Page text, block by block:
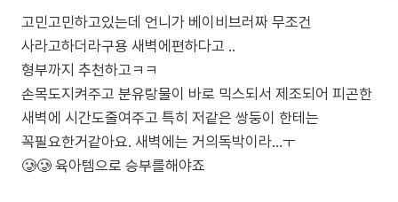
고민고민하고있는데 언니가 베이비브러짜 무조건
사라고하더라구용 새벽에편하다고 ..
형부까지 추천하고ㅋㅋ
손목도지켜주고 분유랑물이 바로 믹스되서 제조되어 피곤한
새벽에 시간도줄여주고 특히 저같은 쌍둥이 한테는
꼭필요한거같아요. 새벽에는 거의독박이라...ㅜ
🥲🥲 육아템으로 승부를해야죠